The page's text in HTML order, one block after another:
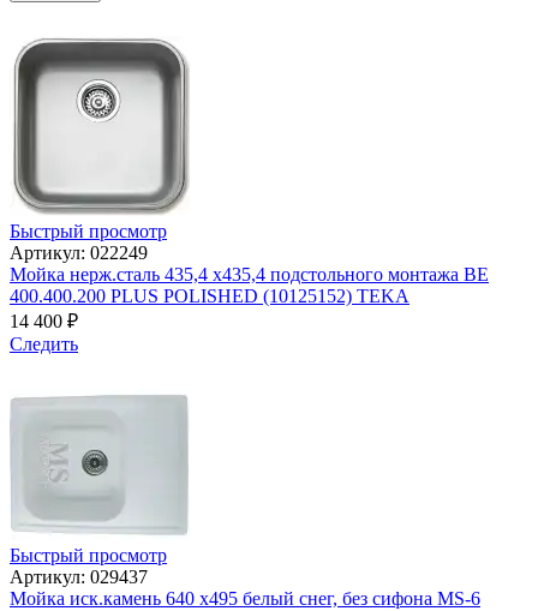
Быстрый просмотр
Артикул: 022249
Мойка нерж.сталь 435,4 х435,4 подстольного монтажа BE
400.400.200 PLUS POLISHED (10125152) TEKA
14 400 ₽
Следить
Быстрый просмотр
Артикул: 029437
Мойка иск.камень 640 х495 белый снег, без сифона МS-6